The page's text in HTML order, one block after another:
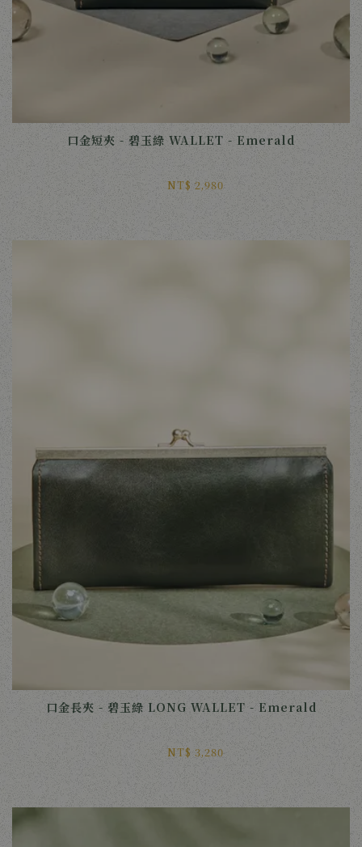
口金短夾 - 碧玉綠 WALLET - Emerald
NT$ 2,980
口金長夾 - 碧玉綠 LONG WALLET - Emerald
NT$ 3,280